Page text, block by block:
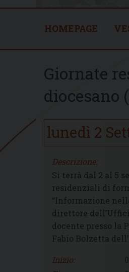
HOMEPAGE
Giornate
diocesano
lunedì 2
Descrizione:
Si terrà dal 2 al 5
residenziali di
“Informazione
direttore
docente presso la
Fabio Bolzetta
Inizio: